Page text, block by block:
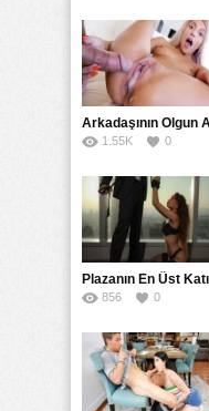
1.55K 0
856 0